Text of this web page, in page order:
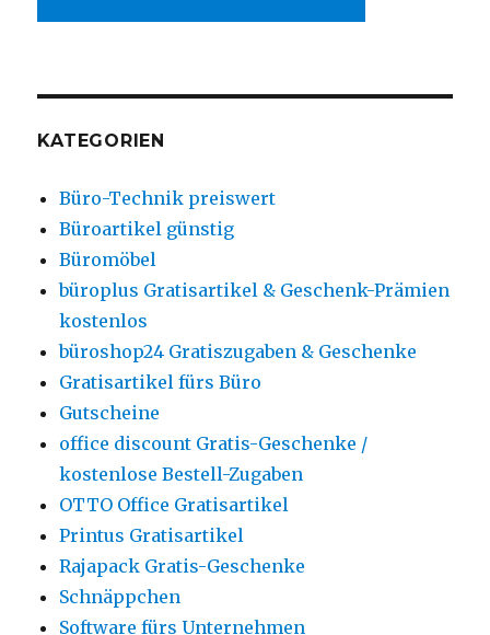
KATEGORIEN
Büro-Technik preiswert
Büroartikel günstig
Büromöbel
büroplus Gratisartikel & Geschenk-Prämien
kostenlos
büroshop24 Gratiszugaben & Geschenke
Gratisartikel fürs Büro
Gutscheine
office discount Gratis-Geschenke /
kostenlose Bestell-Zugaben
OTTO Office Gratisartikel
Printus Gratisartikel
Rajapack Gratis-Geschenke
Schnäppchen
Software fürs Unternehmen